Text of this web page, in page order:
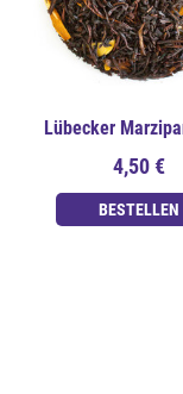
Lübecker
4,50 €
BESTELLEN